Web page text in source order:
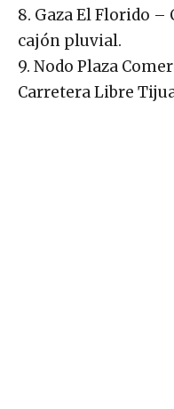
8. Gaza El Florido –
cajón pluvial.
9. Nodo Plaza
Carretera Libre